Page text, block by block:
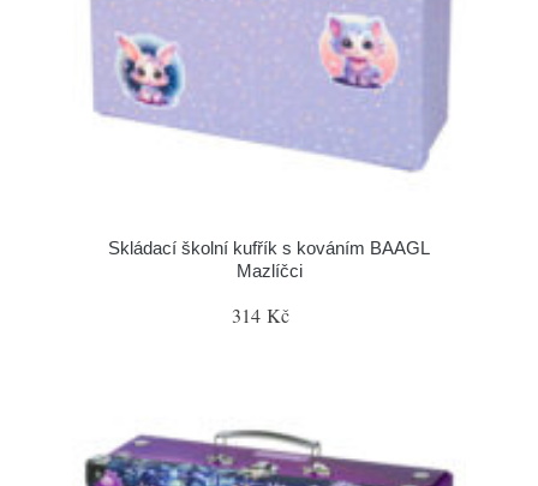
Skládací školní kufřík s kováním BAAGL
Mazlíčci
314 Kč